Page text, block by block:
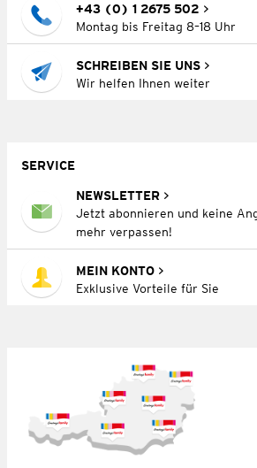
+43 (0) 1 2675 502
Montag bis Freitag 8–18 Uhr
SCHREIBEN SIE UNS
Wir helfen Ihnen weiter
SERVICE
NEWSLETTER
Jetzt abonnieren und keine
mehr verpassen!
MEIN KONTO
Exklusive Vorteile für Sie